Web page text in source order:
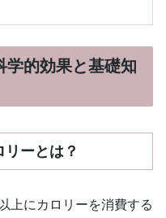
学的効果と基礎知
ーとは？
上にカロリーを消費する